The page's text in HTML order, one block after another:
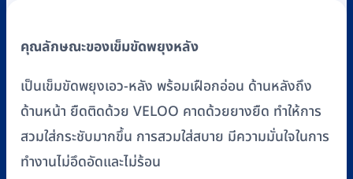
พร้อม
เฝือก
อ่อน
ยี่ห้อ
TMD
ชิ้น
คุณลักษณะของเข็มขัดพยุงหลัง
เป็นเข็มขัดพยุงเอว-หลัง พร้อมเฝือกอ่อน ด้านหลังถึง
ด้านหน้า ยืดติดด้วย VELOO คาดด้วยยางยืด ทำให้การ
สวมใส่กระชับมากขึ้น การสวมใส่สบาย มีความมั่นใจในการ
ทำงานไม่อึดอัดและไม่ร้อน